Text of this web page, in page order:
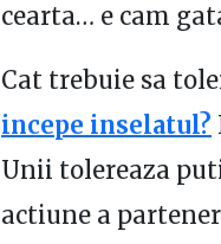
cearta… e cam
Cat trebuie sa
incepe inselatul?
Unii tolereaza
actiune a